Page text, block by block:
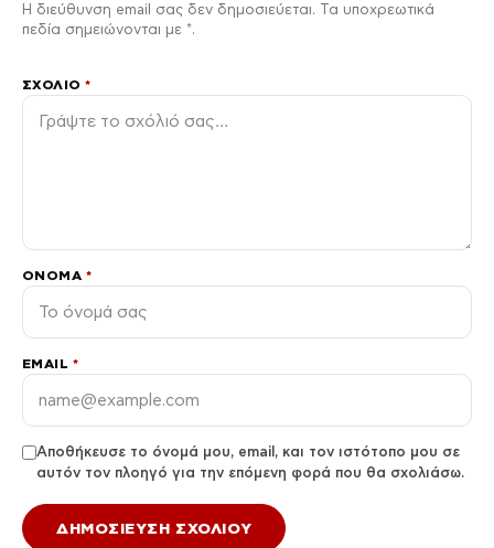
Η διεύθυνση email σας δεν δημοσιεύεται. Τα υποχρεωτικά
πεδία σημειώνονται με *.
ΣΧΌΛΙΟ*
ΌΝΟΜΑ *
EMAIL *
Αποθήκευσε το όνομά μου, email, και τον ιστότοπο μου σε
αυτόν τον πλοηγό για την επόμενη φορά που θα σχολιάσω.